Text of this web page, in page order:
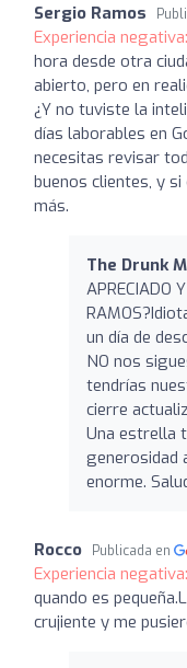
Sergio Ramos
Experiencia negativa:
hora desde otra
abierto, pero en
¿Y no tuviste la
días laborables en
necesitas revisar
buenos clientes, y
más.
The Drunk
APRECIADO
un día de
NO nos
tendrías
cierre
Una estrella
generosidad
enorme.
Rocco Publicada en
Experiencia negativa:
quando es
crujiente y me